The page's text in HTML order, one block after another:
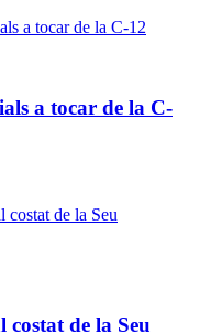
a tocar de la C-
costat de la Seu